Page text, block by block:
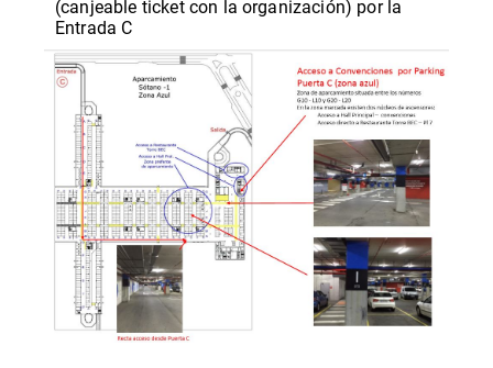
(canjeable ticket con la organización) por la
Entrada C